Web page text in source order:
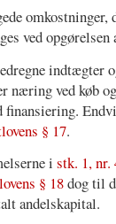
ved opgørelsen
indtægter
næring ved køb
§ 17.
i stk. 1, nr.
§ 18dog til
andelskapital.